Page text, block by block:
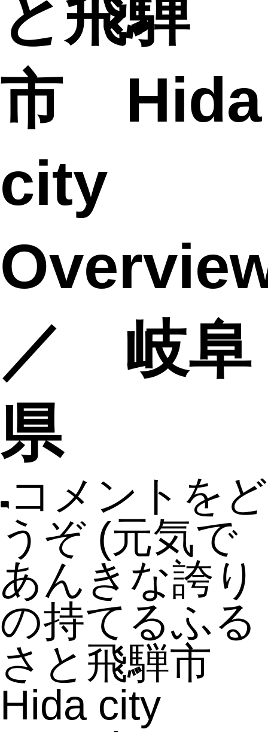
と飛騨
市 Hida
city
／ 岐阜
県
コメントをど
うぞ (元気で
あんきな誇り
の持てるふる
さと飛騨市
Hida city